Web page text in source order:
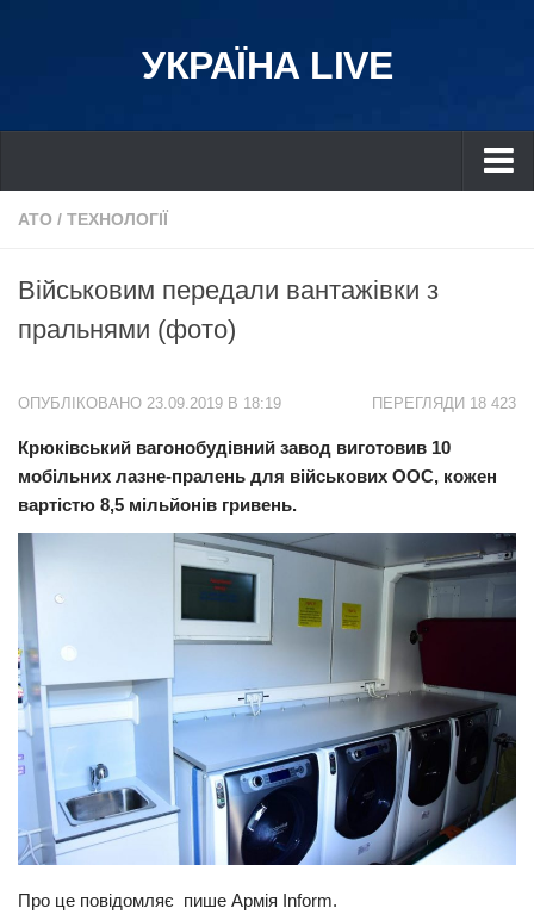
УКРАЇНА LIVE
Україна
Дніпро
Львів
Харків
Донбас
Схід
Економіка
Політика
Світ
Цікаво
Наука
Технології
Історії
Рецепти
АТО / ТЕХНОЛОГІЇ
Військовим передали вантажівки з
пральнями (фото)
ПЕРЕГЛЯДИ 18 423
ОПУБЛІКОВАНО 23.09.2019 В 18:19
Крюківський вагонобудівний завод виготовив 10
мобільних лазне-пралень для військових ООС, кожен
вартістю 8,5 мільйонів гривень.
Про це повідомляє пише Армія Inform.